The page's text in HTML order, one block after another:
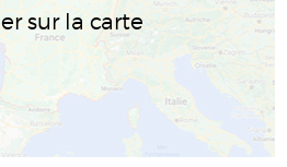
sur la carte